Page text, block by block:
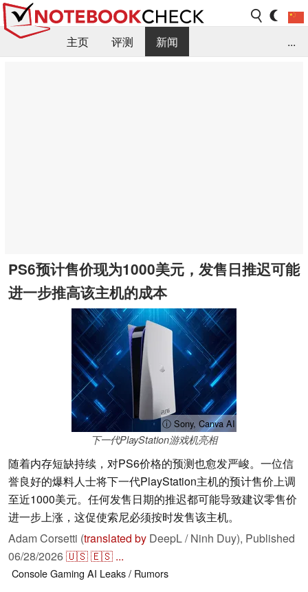
主页 评测
新闻
...
PS6预计售价现为1000美元，发售日推迟可能
进一步推高该主机的成本
ⓘ Sony, Canva AI
下一代PlayStation游戏机亮相
随着内存短缺持续，对PS6价格的预测也愈发严峻。一位信
誉良好的爆料人士将下一代PlayStation主机的预计售价上调
至近1000美元。任何发售日期的推迟都可能导致建议零售价
进一步上涨，这促使索尼必须按时发售该主机。
Adam Corsetti (translated by DeepL / Ninh Duy), Published
06/28/2026🇺🇸🇪🇸 ...
ConsoleGaming AI Leaks / Rumors